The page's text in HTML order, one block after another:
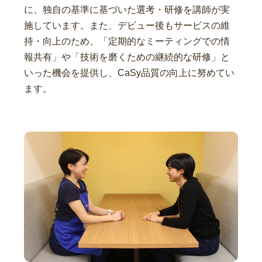
に、独自の基準に基づいた選考・研修を講師が実
施しています。また、デビュー後もサービスの維
持・向上のため、「定期的なミーティングでの情
報共有」や「技術を磨くための継続的な研修」と
いった機会を提供し、CaSy品質の向上に努めてい
ます。